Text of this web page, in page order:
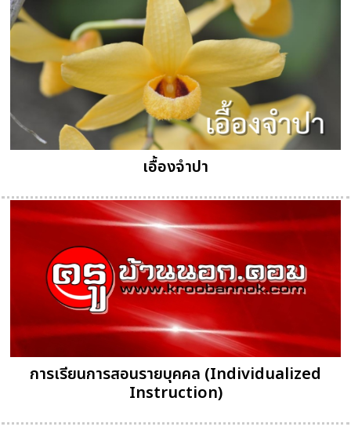
เอื้องจำปา
การเรียนการสอนรายบุคคล (Individualized
Instruction)